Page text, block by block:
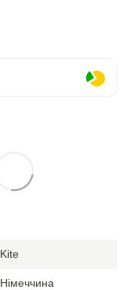
Kite
Німеччина